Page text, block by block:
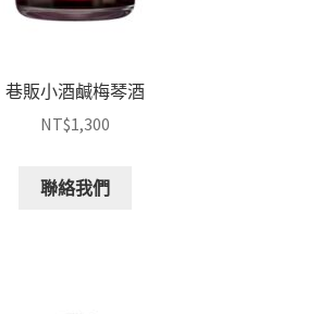
巷販小酒鹹梅琴酒
NT$1,300
聯絡我們